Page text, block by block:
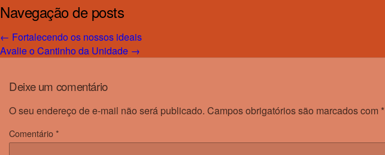
Navegação de posts
← Fortalecendo os nossos ideais
Avalie o Cantinho da Unidade →
Deixe um comentário
O seu endereço de e-mail não será publicado. Campos obrigatórios são marcados com *
Comentário*